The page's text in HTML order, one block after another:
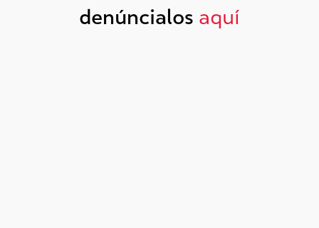
denúncialos aquí